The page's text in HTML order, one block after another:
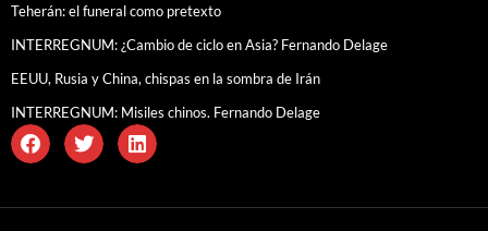
Teherán: el funeral como pretexto
INTERREGNUM: ¿Cambio de ciclo en Asia? Fernando Delage
EEUU, Rusia y China, chispas en la sombra de Irán
INTERREGNUM: Misiles chinos. Fernando Delage